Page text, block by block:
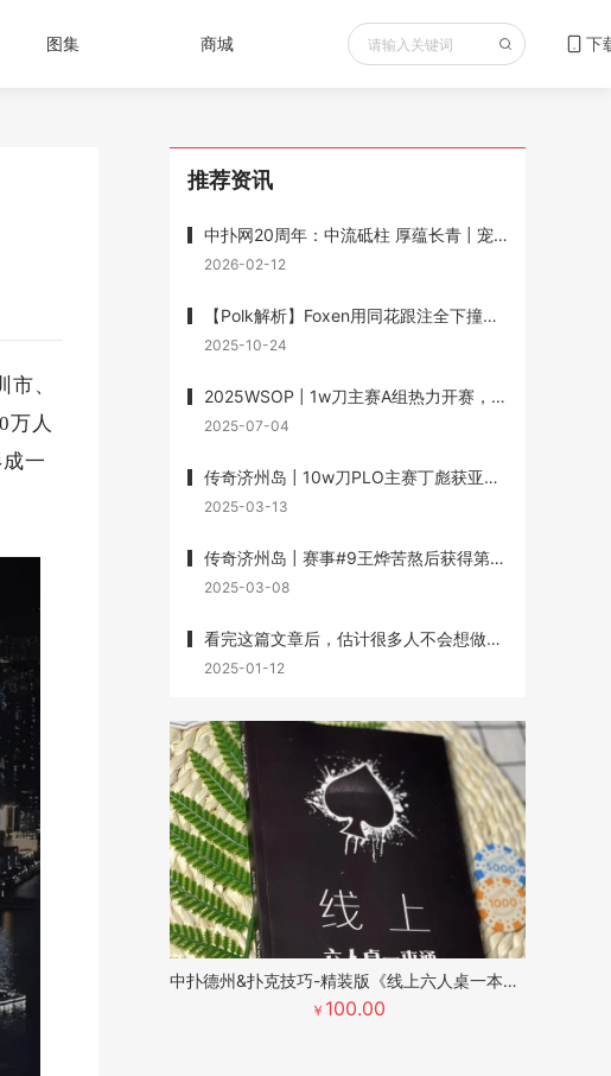
图集 商城 下
、
万人
一
推荐资讯
中扑网20周年：中流砥柱 厚蕴长青 | 宠粉送书重磅福利 赠送《最优扑克玩法》
2026-02-12
【Polk解析】Foxen用同花跟注全下撞葫芦输1200w底池被狂喷，但Polk说他没有错
2025-10-24
2025WSOP | 1w刀主赛A组热力开赛，Wesley Fei跻身前十，1w刀混合赛徐强记分牌第一晋级
2025-07-04
传奇济州岛 | 10w刀PLO主赛丁彪获亚军，Lin Wei、Dai Zhikang、黄文杰承包三、四、七名
2025-03-13
传奇济州岛 | 赛事#9王烨苦熬后获得第3名，丁彪第7名，赛事#10杨崇贤获第3名
2025-03-08
看完这篇文章后，估计很多人不会想做牌手了
2025-01-12
中扑德州&扑克技巧-精装版《线上六人桌一本通》
￥ 100.00